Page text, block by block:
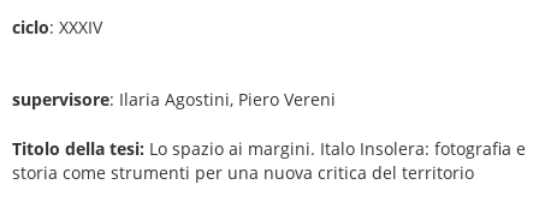
ciclo: XXXIV
supervisore: Ilaria Agostini, Piero Vereni
Titolo della tesi: Lo spazio ai margini. Italo Insolera: fotografia e
storia come strumenti per una nuova critica del territorio